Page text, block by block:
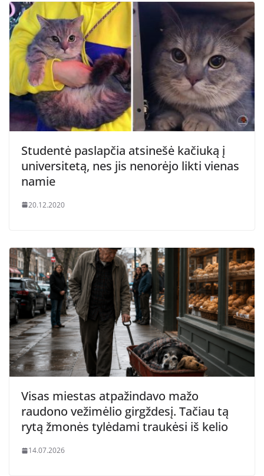
Studentė paslapčia atsinešė kačiuką į
universitetą, nes jis nenorėjo likti vienas
namie
20.12.2020
Visas miestas atpažindavo mažo
raudono vežimėlio girgždesį. Tačiau tą
rytą žmonės tylėdami traukėsi iš kelio
14.07.2026